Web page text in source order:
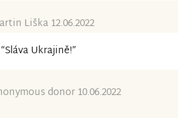
Liška 12.06.2022
“Sláva Ukrajině!”
donor 10.06.2022